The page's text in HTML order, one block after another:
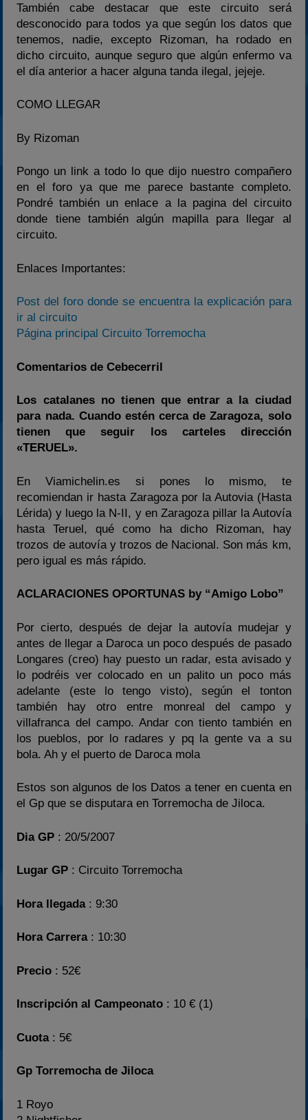
También cabe destacar que este circuito será
desconocido para todos ya que según los datos que
tenemos, nadie, excepto Rizoman, ha rodado en
dicho circuito, aunque seguro que algún enfermo va
el día anterior a hacer alguna tanda ilegal, jejeje.
COMO LLEGAR
By Rizoman
Pongo un link a todo lo que dijo nuestro compañero
en el foro ya que me parece bastante completo.
Pondré también un enlace a la pagina del circuito
donde tiene también algún mapilla para llegar al
circuito.
Enlaces Importantes:
Post del foro donde se encuentra la explicación para
ir al circuito
Página principal Circuito Torremocha
Comentarios de Cebecerril
Los catalanes no tienen que entrar a la ciudad
para nada. Cuando estén cerca de Zaragoza, solo
tienen que seguir los carteles dirección
«TERUEL».
En Viamichelin.es si pones lo mismo, te
recomiendan ir hasta Zaragoza por la Autovia (Hasta
Lérida) y luego la N-II, y en Zaragoza pillar la Autovía
hasta Teruel, qué como ha dicho Rizoman, hay
trozos de autovía y trozos de Nacional. Son más km,
pero igual es más rápido.
ACLARACIONES OPORTUNAS by “Amigo Lobo”
Por cierto, después de dejar la autovía mudejar y
antes de llegar a Daroca un poco después de pasado
Longares (creo) hay puesto un radar, esta avisado y
lo podréis ver colocado en un palito un poco más
adelante (este lo tengo visto), según el tonton
también hay otro entre monreal del campo y
villafranca del campo. Andar con tiento también en
los pueblos, por lo radares y pq la gente va a su
bola. Ah y el puerto de Daroca mola
Estos son algunos de los Datos a tener en cuenta en
el Gp que se disputara en Torremocha de Jiloca.
Dia GP : 20/5/2007
Lugar GP : Circuito Torremocha
Hora llegada: 9:30
Hora Carrera: 10:30
Precio : 52€
Inscripción al Campeonato : 10 € (1)
Cuota: 5€
Gp Torremocha de Jiloca
1 Royo